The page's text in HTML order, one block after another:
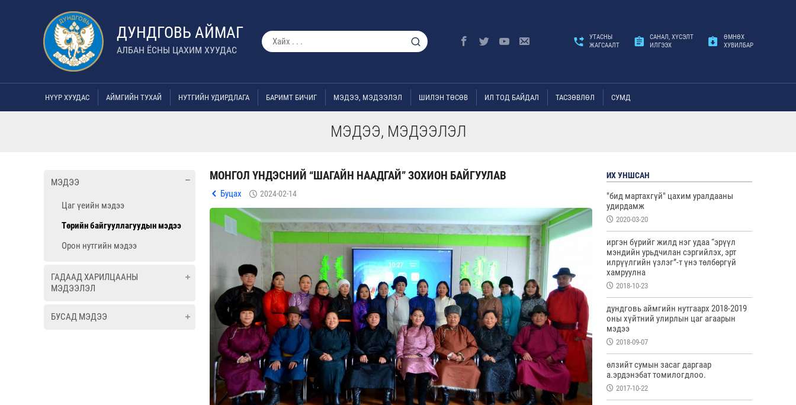
ДУНДГОВЬ АЙМАГ
АЛБАН ЁСНЫ ЦАХИМ ХУУДАС
УТАСНЫ
ЖАГСААЛТ
САНАЛ, ХҮСЭЛТ
ИЛГЭЭХ
ӨМНӨХ
ХУВИЛБАР
НҮҮР ХУУДАС АЙМГИЙН ТУХАЙ НУТГИЙН УДИРДЛАГА БАРИМТ БИЧИГ МЭДЭЭ, МЭДЭЭЛЭЛ ШИЛЭН ТӨСӨВ ИЛ ТОД БАЙДАЛ ТАСЗӨВЛӨЛ СУМД
МЭДЭЭ, МЭДЭЭЛЭЛ
МЭДЭЭ
Цаг үеийн мэдээ
Төрийн байгууллагуудын мэдээ
Орон нутгийн мэдээ
ГАДААД ХАРИЛЦААНЫ
МЭДЭЭЛЭЛ
БУСАД МЭДЭЭ
МОНГОЛ ҮНДЭСНИЙ “ШАГАЙН НААДГАЙ” ЗОХИОН БАЙГУУЛАВ
Буцах 2024-02-14
ИХ УНШСАН
"бид мартахгүй" цахим уралдааны
удирдамж
2020-03-20
иргэн бүрийг жилд нэг удаа “эрүүл
мэндийн урьдчилан сэргийлэх, эрт
илрүүлгийн үзлэг”-т үнэ төлбөргүй
хамруулна
2018-10-23
дундговь аймгийн нутгаарх 2018-2019
оны хүйтний улирлын цаг агаарын
мэдээ
2018-09-07
өлзийт сумын засаг даргаар
а.эрдэнэбат томилогдлоо.
2017-10-22